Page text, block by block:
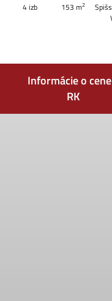
4 izb 153 m2
Informácie o
RK